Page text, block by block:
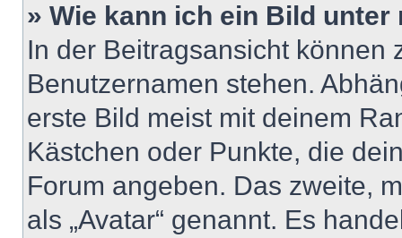
» Wie kann ich ein Bild
In der Beitragsansicht können
Benutzernamen stehen.
erste Bild meist mit deinem
Kästchen oder Punkte, die
Forum angeben. Das zweite,
als „Avatar“ genannt. Es